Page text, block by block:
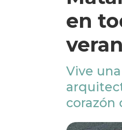
en
Vive
corazón